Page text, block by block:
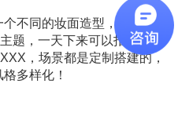
不同的妆面造型，一套服
题，一天下来可以拍摄几十
，场景都是定制搭建的，
多样化！